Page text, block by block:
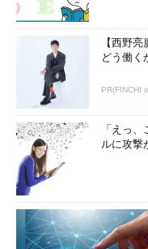
【西野
どう働く
PR(FINCHI
「えっ
ルに攻撃